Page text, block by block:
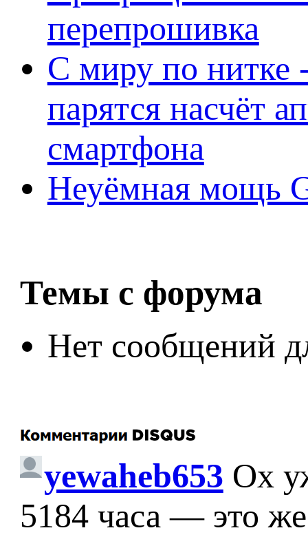
перепрошивка
С миру по нитке
парятся насчёт
смартфона
Неуёмная мощь
Темы с форума
Нет сообщений
yewaheb653 Ох
5184 часа — это